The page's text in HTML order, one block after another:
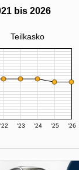
bis 2026
Teilkasko
'22 '23 '24 '25 '26